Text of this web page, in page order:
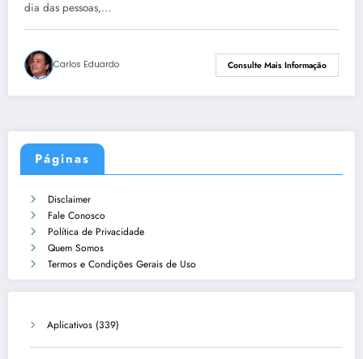
dia das pessoas,…
Carlos Eduardo Consulte Mais Informação
Páginas
Disclaimer
Fale Conosco
Política de Privacidade
Quem Somos
Termos e Condições Gerais de Uso
Aplicativos (339)